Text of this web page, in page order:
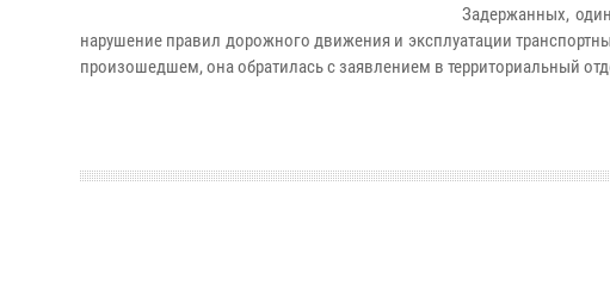
Задержанных,
нарушение правил дорожного движения и эксплуатации
произошедшем, она обратилась с заявлением в территориальный